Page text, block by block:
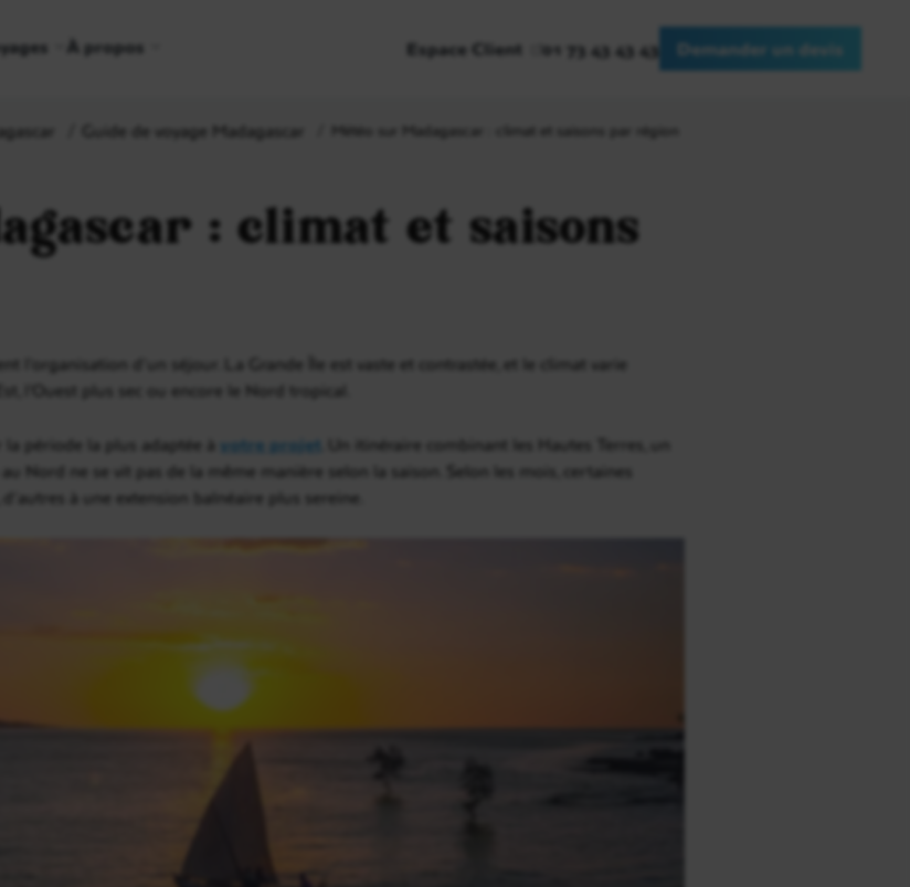
À propos Espace Client 01 73 43 43 43 Demander un devis
Guide de voyage Madagascar Météo sur Madagascar : climat et saisons par région
: climat et saisons
l’organisation d’un séjour. La Grande Île est vaste et contrastée, et le climat varie
l’Ouest plus sec ou encore le Nord tropical.
période la plus adaptée à votre projet . Un itinéraire combinant les Hautes Terres, un
Nord ne se vit pas de la même manière selon la saison. Selon les mois, certaines
à une extension balnéaire plus sereine.